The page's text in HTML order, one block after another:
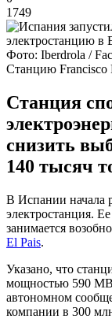
1749
Фото: Iberdrola /
Станцию Francisco
Станция
снизить
140 тысяч
В Испании начала
электростанция.
занимается
El Pais.
Указано, что
мощностью 590
автономном
компании в 300